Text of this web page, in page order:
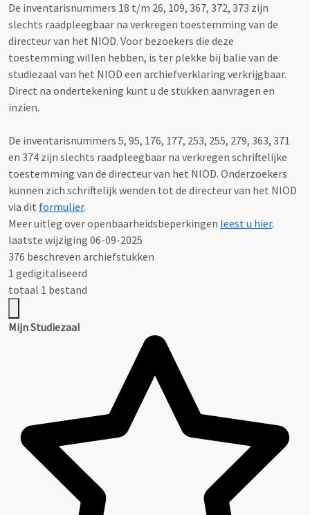
De inventarisnummers 18 t/m 26, 109, 367, 372, 373 zijn
slechts raadpleegbaar na verkregen toestemming van de
directeur van het NIOD. Voor bezoekers die deze
toestemming willen hebben, is ter plekke bij balie van de
studiezaal van het NIOD een archiefverklaring verkrijgbaar.
Direct na ondertekening kunt u de stukken aanvragen en
inzien.
De inventarisnummers 5, 95, 176, 177, 253, 255, 279, 363, 371
en 374 zijn slechts raadpleegbaar na verkregen schriftelijke
toestemming van de directeur van het NIOD. Onderzoekers
kunnen zich schriftelijk wenden tot de directeur van het NIOD
via dit formulier.
Meer uitleg over openbaarheidsbeperkingen leest u hier.
laatste wijziging 06-09-2025
376 beschreven archiefstukken
1 gedigitaliseerd
totaal 1 bestand
Mijn Studiezaal